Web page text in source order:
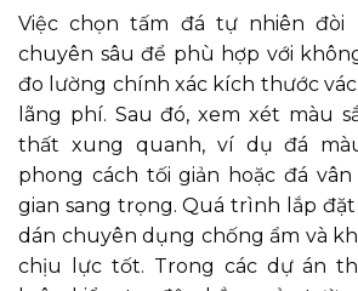
Việc chọn tấm đá tự nhiên đòi
chuyên sâu để phù hợp với
đo lường chính xác kích thước
lãng phí. Sau đó, xem xét màu
thất xung quanh, ví dụ đá
phong cách tối giản hoặc đá
gian sang trọng. Quá trình lắp
dán chuyên dụng chống ẩm và
chịu lực tốt. Trong các dự án